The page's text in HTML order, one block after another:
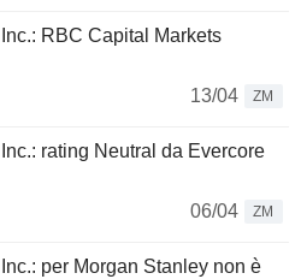
RBC Capital Markets
13/04
ZM
rating Neutral da Evercore
06/04
ZM
per Morgan Stanley non è